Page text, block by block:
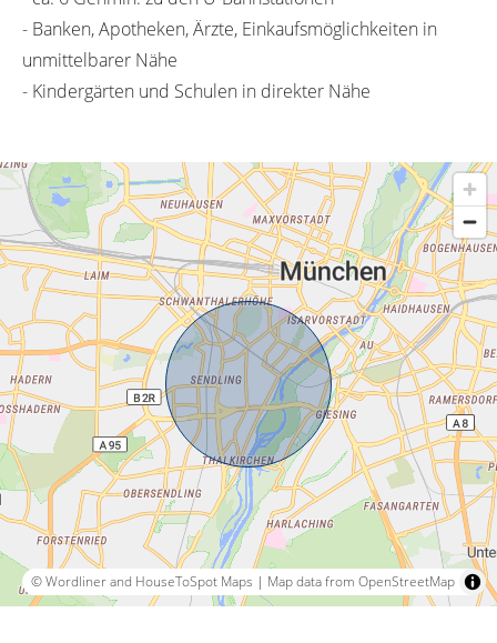
- Banken, Apotheken, Ärzte, Einkaufsmöglichkeiten in
unmittelbarer Nähe
- Kindergärten und Schulen in direkter Nähe
© Wordliner and HouseToSpot Maps | Map data from OpenStreetMap